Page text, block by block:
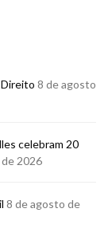
8 de agosto
celebram 20
2026
8 de agosto de